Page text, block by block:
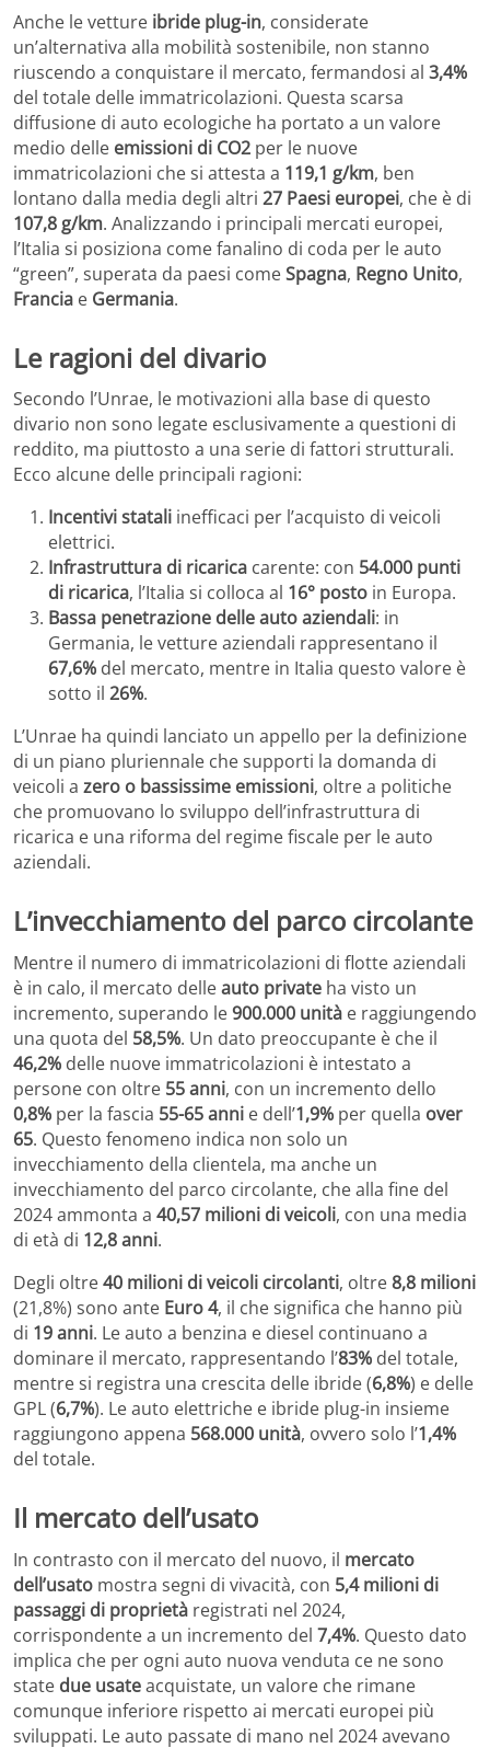
Anche le vetture ibride plug-in, considerate
un’alternativa alla mobilità sostenibile, non stanno
riuscendo a conquistare il mercato, fermandosi al 3,4%
del totale delle immatricolazioni. Questa scarsa
diffusione di auto ecologiche ha portato a un valore
medio delle emissioni di CO2 per le nuove
immatricolazioni che si attesta a 119,1 g/km, ben
lontano dalla media degli altri 27 Paesi europei, che è di
107,8 g/km. Analizzando i principali mercati europei,
l’Italia si posiziona come fanalino di coda per le auto
“green”, superata da paesi comeSpagna, Regno Unito,
Francia e Germania.
Le ragioni del divario
Secondo l’Unrae, le motivazioni alla base di questo
divario non sono legate esclusivamente a questioni di
reddito, ma piuttosto a una serie di fattori strutturali.
Ecco alcune delle principali ragioni:
Incentivi statali inefficaci per l’acquisto di veicoli
elettrici.
Infrastruttura di ricarica carente: con 54.000 punti
di ricarica, l’Italia si colloca al 16° posto in Europa.
Bassa penetrazione delle auto aziendali: in
Germania, le vetture aziendali rappresentano il
67,6% del mercato, mentre in Italia questo valore è
sotto il 26%.
L’Unrae ha quindi lanciato un appello per la definizione
di un piano pluriennale che supporti la domanda di
veicoli a zero o bassissime emissioni, oltre a politiche
che promuovano lo sviluppo dell’infrastruttura di
ricarica e una riforma del regime fiscale per le auto
aziendali.
L’invecchiamento del parco circolante
Mentre il numero di immatricolazioni di flotte aziendali
è in calo, il mercato delleauto private ha visto un
incremento, superando le900.000 unità e raggiungendo
una quota del 58,5%. Un dato preoccupante è che il
46,2% delle nuove immatricolazioni è intestato a
persone con oltre 55 anni, con un incremento dello
0,8% per la fascia 55-65 anni e dell’1,9% per quella over
65. Questo fenomeno indica non solo un
invecchiamento della clientela, ma anche un
invecchiamento del parco circolante, che alla fine del
2024 ammonta a 40,57 milioni di veicoli, con una media
di età di 12,8 anni.
Degli oltre40 milioni di veicoli circolanti, oltre8,8 milioni
(21,8%) sono ante Euro 4, il che significa che hanno più
di 19 anni. Le auto a benzina e diesel continuano a
dominare il mercato, rappresentando l’83% del totale,
mentre si registra una crescita delle ibride (6,8%) e delle
GPL (6,7%). Le auto elettriche e ibride plug-in insieme
raggiungono appena 568.000 unità, ovvero solo l’1,4%
del totale.
Il mercato dell’usato
In contrasto con il mercato del nuovo, il mercato
dell’usato mostra segni di vivacità, con 5,4 milioni di
passaggi di proprietà registrati nel 2024,
corrispondente a un incremento del 7,4%. Questo dato
implica che per ogni auto nuova venduta ce ne sono
state due usateacquistate, un valore che rimane
comunque inferiore rispetto ai mercati europei più
sviluppati. Le auto passate di mano nel 2024 avevano